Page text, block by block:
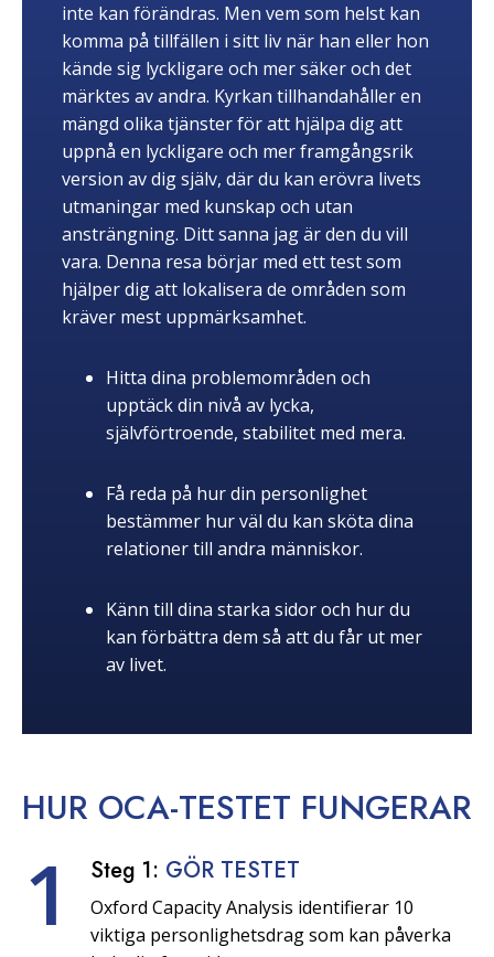
inte kan förändras. Men vem som helst kan
komma på tillfällen i sitt liv när han eller hon
kände sig lyckligare och mer säker och det
märktes av andra. Kyrkan tillhandahåller en
mängd olika tjänster för att hjälpa dig att
uppnå en lyckligare och mer framgångsrik
version av dig själv, där du kan erövra livets
utmaningar med kunskap och utan
ansträngning. Ditt sanna jag är den du vill
vara. Denna resa börjar med ett test som
hjälper dig att lokalisera de områden som
kräver mest uppmärksamhet.
Hitta dina problemområden och
upptäck din nivå av lycka,
självförtroende, stabilitet med mera.
Få reda på hur din personlighet
bestämmer hur väl du kan sköta dina
relationer till andra människor.
Känn till dina starka sidor och hur du
kan förbättra dem så att du får ut mer
av livet.
HUR OCA-TESTET FUNGERAR
1 Steg 1: GÖR TESTET
Oxford Capacity Analysis identifierar 10
viktiga personlighetsdrag som kan påverka